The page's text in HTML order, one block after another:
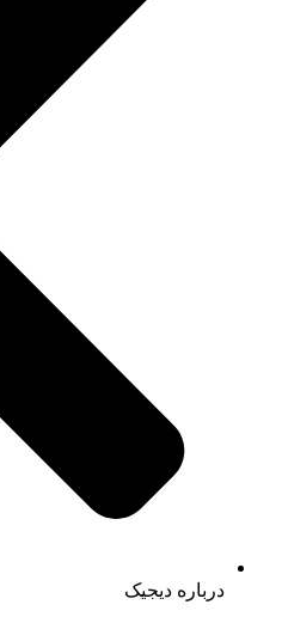
درباره دیجیک